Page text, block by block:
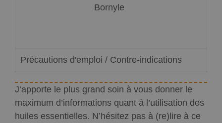
Bornyle
Précautions d'emploi / Contre-indications
J’apporte le plus grand soin à vous donner le
maximum d’informations quant à l’utilisation des
huiles essentielles. N’hésitez pas à (re)lire à ce